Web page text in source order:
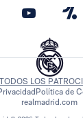
LOS
Política de
realmadrid.com